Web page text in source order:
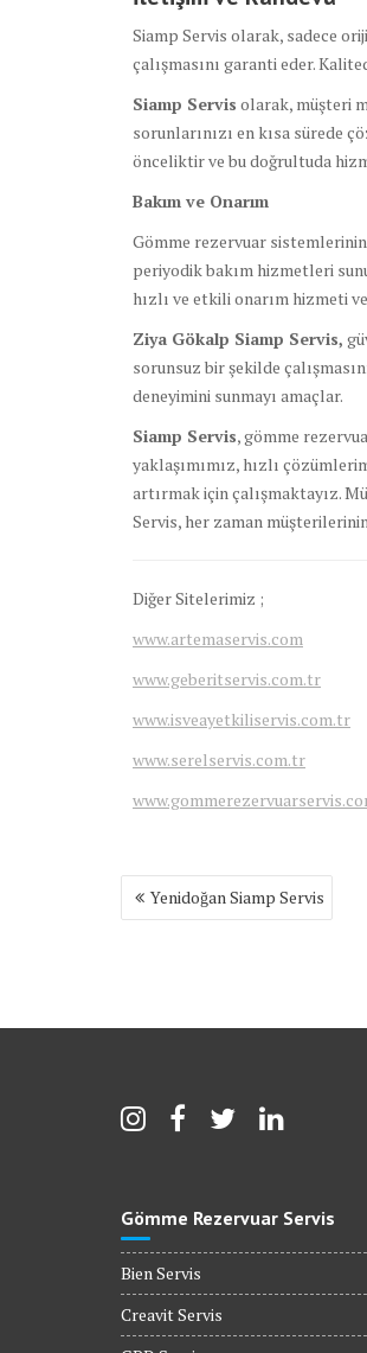
Siamp Servis olarak, sadece
çalışmasını garanti eder.
Siamp Servis olarak, müşteri
sorunlarınızı en kısa sürede
önceliktir ve bu doğrultuda
Bakım ve Onarım
Gömme rezervuar
periyodik bakım hizmetleri
hızlı ve etkili onarım hizmeti
Ziya Gökalp Siamp Servis,
sorunsuz bir şekilde
deneyimini sunmayı amaçlar.
Siamp Servis, gömme
yaklaşımımız, hızlı
artırmak için çalışmaktayız.
Servis, her zaman
Diğer Sitelerimiz ;
www.artemaservis.com
www.geberitservis.com.tr
www.isveayetkiliservis.com.tr
www.serelservis.com.tr
Yazı
gezinmesi
Yenidoğan Siamp Servis
Gömme Rezervuar Servis
Bien Servis
Creavit Servis